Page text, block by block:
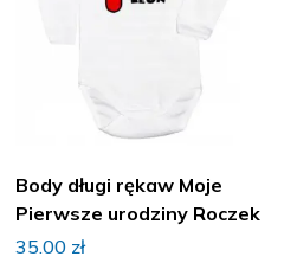
Body długi rękaw Moje
Pierwsze urodziny Roczek
35.00 zł